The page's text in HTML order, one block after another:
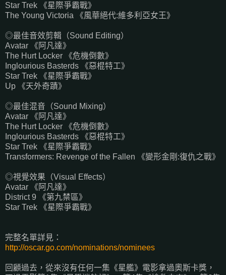
Star Trek 《星際爭霸戰》
The Young Victoria 《風華絕代:維多利亞女王》
◎最佳音效剪輯（Sound Editing）
Avatar 《阿凡達》
The Hurt Locker 《危機倒數》
Inglourious Basterds 《惡棍特工》
Star Trek 《星際爭霸戰》
Up 《天外奇蹟》
◎最佳混音（Sound Mixing）
Avatar 《阿凡達》
The Hurt Locker 《危機倒數》
Inglourious Basterds 《惡棍特工》
Star Trek 《星際爭霸戰》
Transformers: Revenge of the Fallen 《變形金剛:復仇之戰》
◎視覺效果（Visual Effects）
Avatar 《阿凡達》
District 9 《第九禁區》
Star Trek 《星際爭霸戰》
完整名單詳見：
http://oscar.go.com/nominations/nominees
回顧過去，從來沒有任何一集《星艦》電影拿過奧斯卡獎，